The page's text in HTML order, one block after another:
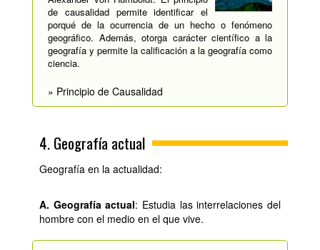
de causalidad permite identificar el
porqué de la ocurrencia de un hecho o fenómeno
geográfico. Además, otorga carácter científico a la
geografía y permite la calificación a la geografía como
ciencia.
» Principio de Causalidad
4. Geografía actual
Geografía en la actualidad:
A. Geografía actual: Estudia las interrelaciones del
hombre con el medio en el que vive.